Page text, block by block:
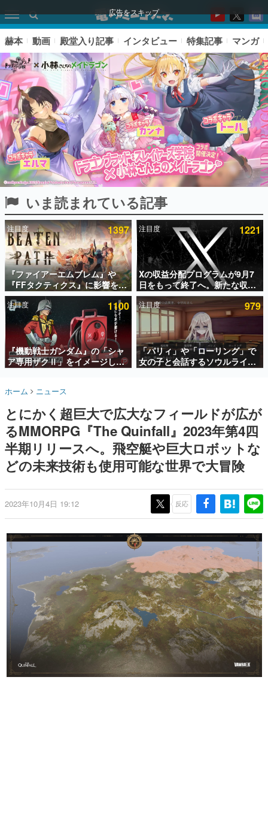
広告をスキップ
ピックアップ
電ファミのいま読まれている記事ランキング
アプリセール情報
インタビュー
連載・特集一覧
殿堂入り記事
SNS拡散数が数千以上！ ページビュー数万以上！ などな
ど。多くの人々に読まれた、電ファミ渾身の“殿堂入り”記
事をまとめました。
名作ゲームクリエイターの方々に製作時のエピソードをお
きます。
赫本
この物語を解いてはいけない。『赫本』は、〈試験問題〉
の形をした短編ホラー小説集です。
これからのデジタルゲーム市場を担う若きクリエイター達
の姿を追い、彼らのルーツと情熱を探っていきます。
ゲームに多大な影響を受けた作家さんに取材し、ゲームが
日本のコンテンツ産業やカルチャーに与えた影響を探る企
日本モバイルゲーム産業史
日本のモバイルゲーム史における主要なトピック・タイト
ルを網羅するほか、開発者へのインタビューや識者による
解説を掲載。約20年の歴史が一望できる決定版！
若ゲのいたり〜ゲームクリエイターの青春〜
『うつヌケ』『ペンと箸』等で知られるマンガ家・田中圭
一先生によるゲーム業界レポートマンガです。
なんでゲームは面白い？
赫本 動画 殿堂入り記事 インタビュー 特集記事 マンガ
いま読まれている記事
注目度 1397
『ファイアーエムブレム』や
『FFタクティクス』に影響を受
けた新作戦略RPG『Beaten
Path』2027年に発売へ。
PC（Steam）、PS5、Xbox、
Switch向けにリリース予定
注目度 1221
Xの収益分配プログラムが9月7
日をもって終了へ。新たな収益
化制度「Original Content
Rewards Program」を発表
注目度 1100
『機動戦士ガンダム』の「シャ
ア専用ザクⅡ」をイメージした
散水ホースリールが予約開始。
ークやジオン公国軍のエンブレ
注目度 979
「パリィ」や「ローリング」で
女の子と会話するソウルライク
恋愛ゲーム『小早川さんはソウ
ホーム ニュース
とにかく超巨大で広大なフィールドが広が
るMMORPG『The Quinfall』2023年第4四
半期リリースへ。飛空艇や巨大ロボットな
どの未来技術も使用可能な世界で大冒険
2023年10月4日 19:12 反応